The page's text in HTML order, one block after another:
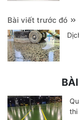
Bài viết trước đó
thi